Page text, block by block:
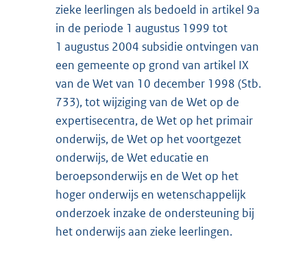
zieke leerlingen als bedoeld in artikel 9a
in de periode 1 augustus 1999 tot
1 augustus 2004 subsidie ontvingen van
een gemeente op grond van artikel IX
van de Wet van 10 december 1998 (Stb.
733), tot wijziging van de Wet op de
expertisecentra, de Wet op het primair
onderwijs, de Wet op het voortgezet
onderwijs, de Wet educatie en
beroepsonderwijs en de Wet op het
hoger onderwijs en wetenschappelijk
onderzoek inzake de ondersteuning bij
het onderwijs aan zieke leerlingen.